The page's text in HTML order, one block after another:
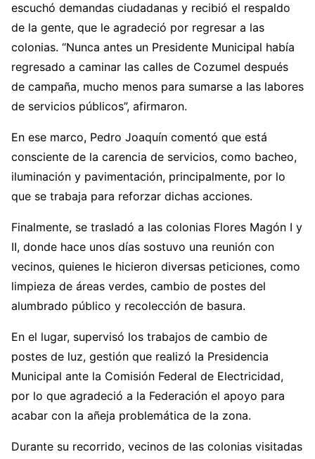
escuchó demandas ciudadanas y recibió el respaldo
de la gente, que le agradeció por regresar a las
colonias. “Nunca antes un Presidente Municipal había
regresado a caminar las calles de Cozumel después
de campaña, mucho menos para sumarse a las labores
de servicios públicos”, afirmaron.
En ese marco, Pedro Joaquín comentó que está
consciente de la carencia de servicios, como bacheo,
iluminación y pavimentación, principalmente, por lo
que se trabaja para reforzar dichas acciones.
Finalmente, se trasladó a las colonias Flores Magón I y
II, donde hace unos días sostuvo una reunión con
vecinos, quienes le hicieron diversas peticiones, como
limpieza de áreas verdes, cambio de postes del
alumbrado público y recolección de basura.
En el lugar, supervisó los trabajos de cambio de
postes de luz, gestión que realizó la Presidencia
Municipal ante la Comisión Federal de Electricidad,
por lo que agradeció a la Federación el apoyo para
acabar con la añeja problemática de la zona.
Durante su recorrido, vecinos de las colonias visitadas